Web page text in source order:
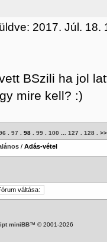
2017. Júl. 18.
BSzili ha jol
mire kell? :)
97 98 99 100 127 128 >>
/ Adás-vétel
miniBB™ © 2001-2026